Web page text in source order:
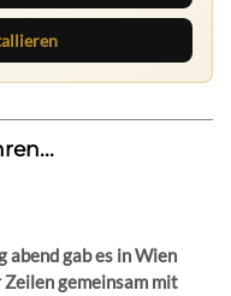
gab es in Wien
gemeinsam mit